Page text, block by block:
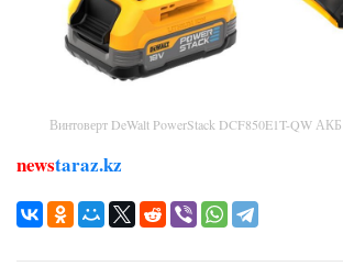
Винтоверт DeWalt PowerStack DCF850E1T-QW
newstaraz.kz